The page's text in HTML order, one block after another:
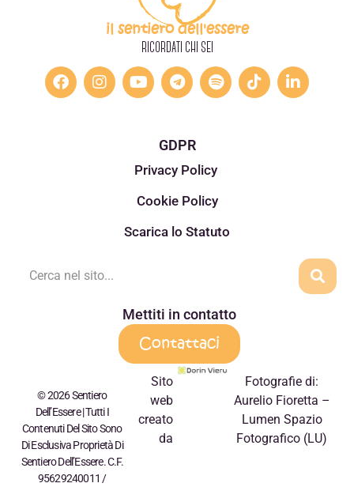
il sentiero dell'essere
RICORDATI CHI SEI
GDPR
Privacy Policy
Cookie Policy
Scarica lo Statuto
Mettiti in contatto
Contattaci
© 2026 Sentiero
Dell’Essere | Tutti I
Contenuti Del Sito Sono
Di Esclusiva Proprietà Di
Sentiero Dell’Essere. C.F.
95629240011 /
Sito
web
creato
da
Fotografie di:
Aurelio Fioretta –
Lumen Spazio
Fotografico (LU)